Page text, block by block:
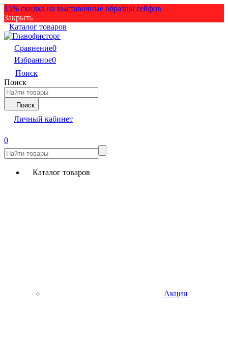
15% скидка на выставочные образцы сейфов
Закрыть
Каталог товаров
Сравнение0
Избранное0
Поиск
Поиск
Поиск
Личный кабинет
0
Каталог товаров
Акции